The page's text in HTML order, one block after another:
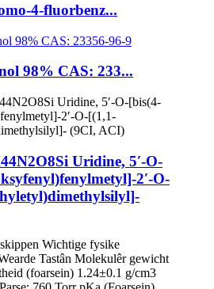
4-fluorbenz...
98% CAS: 233...
Uridine, 5′-O-
2′-O-
Wichtige fysike
Tastân Molekulêr gewicht
(foarsein) 1.24±0.1 g/cm3